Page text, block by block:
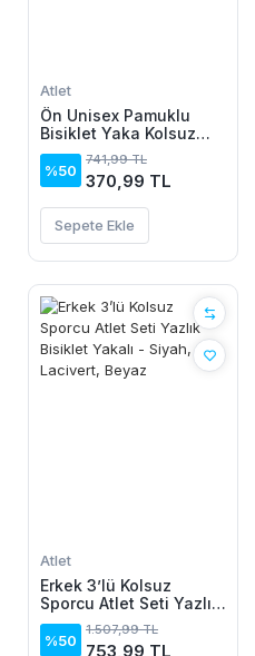
Atlet
Ön Unisex Pamuklu
Bisiklet Yaka Kolsuz
Atlet Kontrast Biyeli
Regular Fit - Beyaz
%50
741,99 TL
370,99 TL
Sepete Ekle
Atlet
Erkek 3’lü Kolsuz
Sporcu Atlet Seti Yazlık
Bisiklet Yakalı - Siyah,
Lacivert, Beyaz
%50
1.507,99 TL
753,99 TL